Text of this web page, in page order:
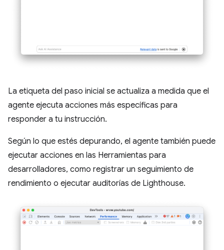
La etiqueta del paso inicial se actualiza a medida que el
agente ejecuta acciones más específicas para
responder a tu instrucción.
Según lo que estés depurando, el agente también puede
ejecutar acciones en las Herramientas para
desarrolladores, como registrar un seguimiento de
rendimiento o ejecutar auditorías de Lighthouse.